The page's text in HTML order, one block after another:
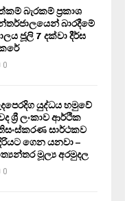
බැරකම් ප්‍රකාශ
බාරදීමේ
ජූලි 7 දක්වා දීර්ඝ
0
යුද්ධය හමුවේ
ශ්‍රී ලංකාව ආර්ථික
සාර්ථකව
ගෙන යනවා –
මූල්‍ය අරමුදල
0